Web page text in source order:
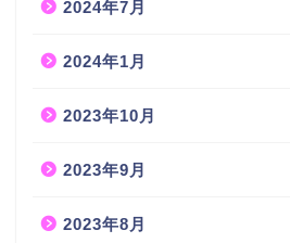
2024年7月
2024年1月
2023年10月
2023年9月
2023年8月